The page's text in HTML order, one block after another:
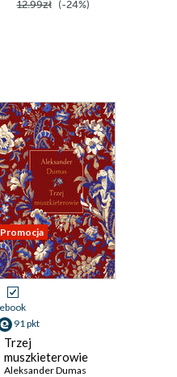
12.99zł (-24%)
Promocja
ebook
91 pkt
Trzej
muszkieterowie
Aleksander Dumas